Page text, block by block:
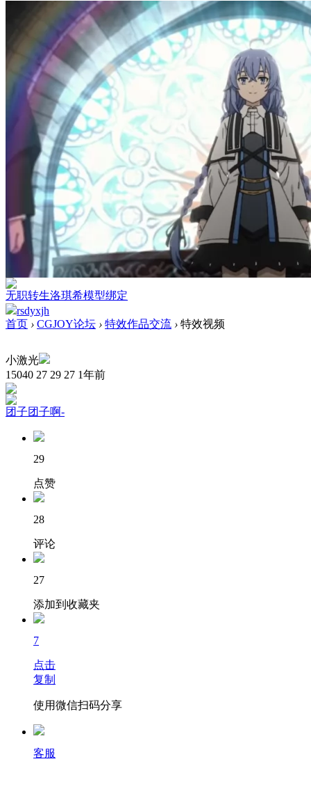
无职转生洛琪希模型绑定
rsdyxjh
首页 › CGJOY论坛 › 特效作品交流 › 特效视频
小激光
15040 27 29 27 1年前
团子团子啊-
29
点赞
28
评论
27
添加到收藏夹
7
点击
复制
使用微信扫码分享
客服